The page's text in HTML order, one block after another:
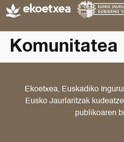
Komunitatea
Ekoetxea, Euskadiko
Eusko Jaurlaritzak
publikoaren